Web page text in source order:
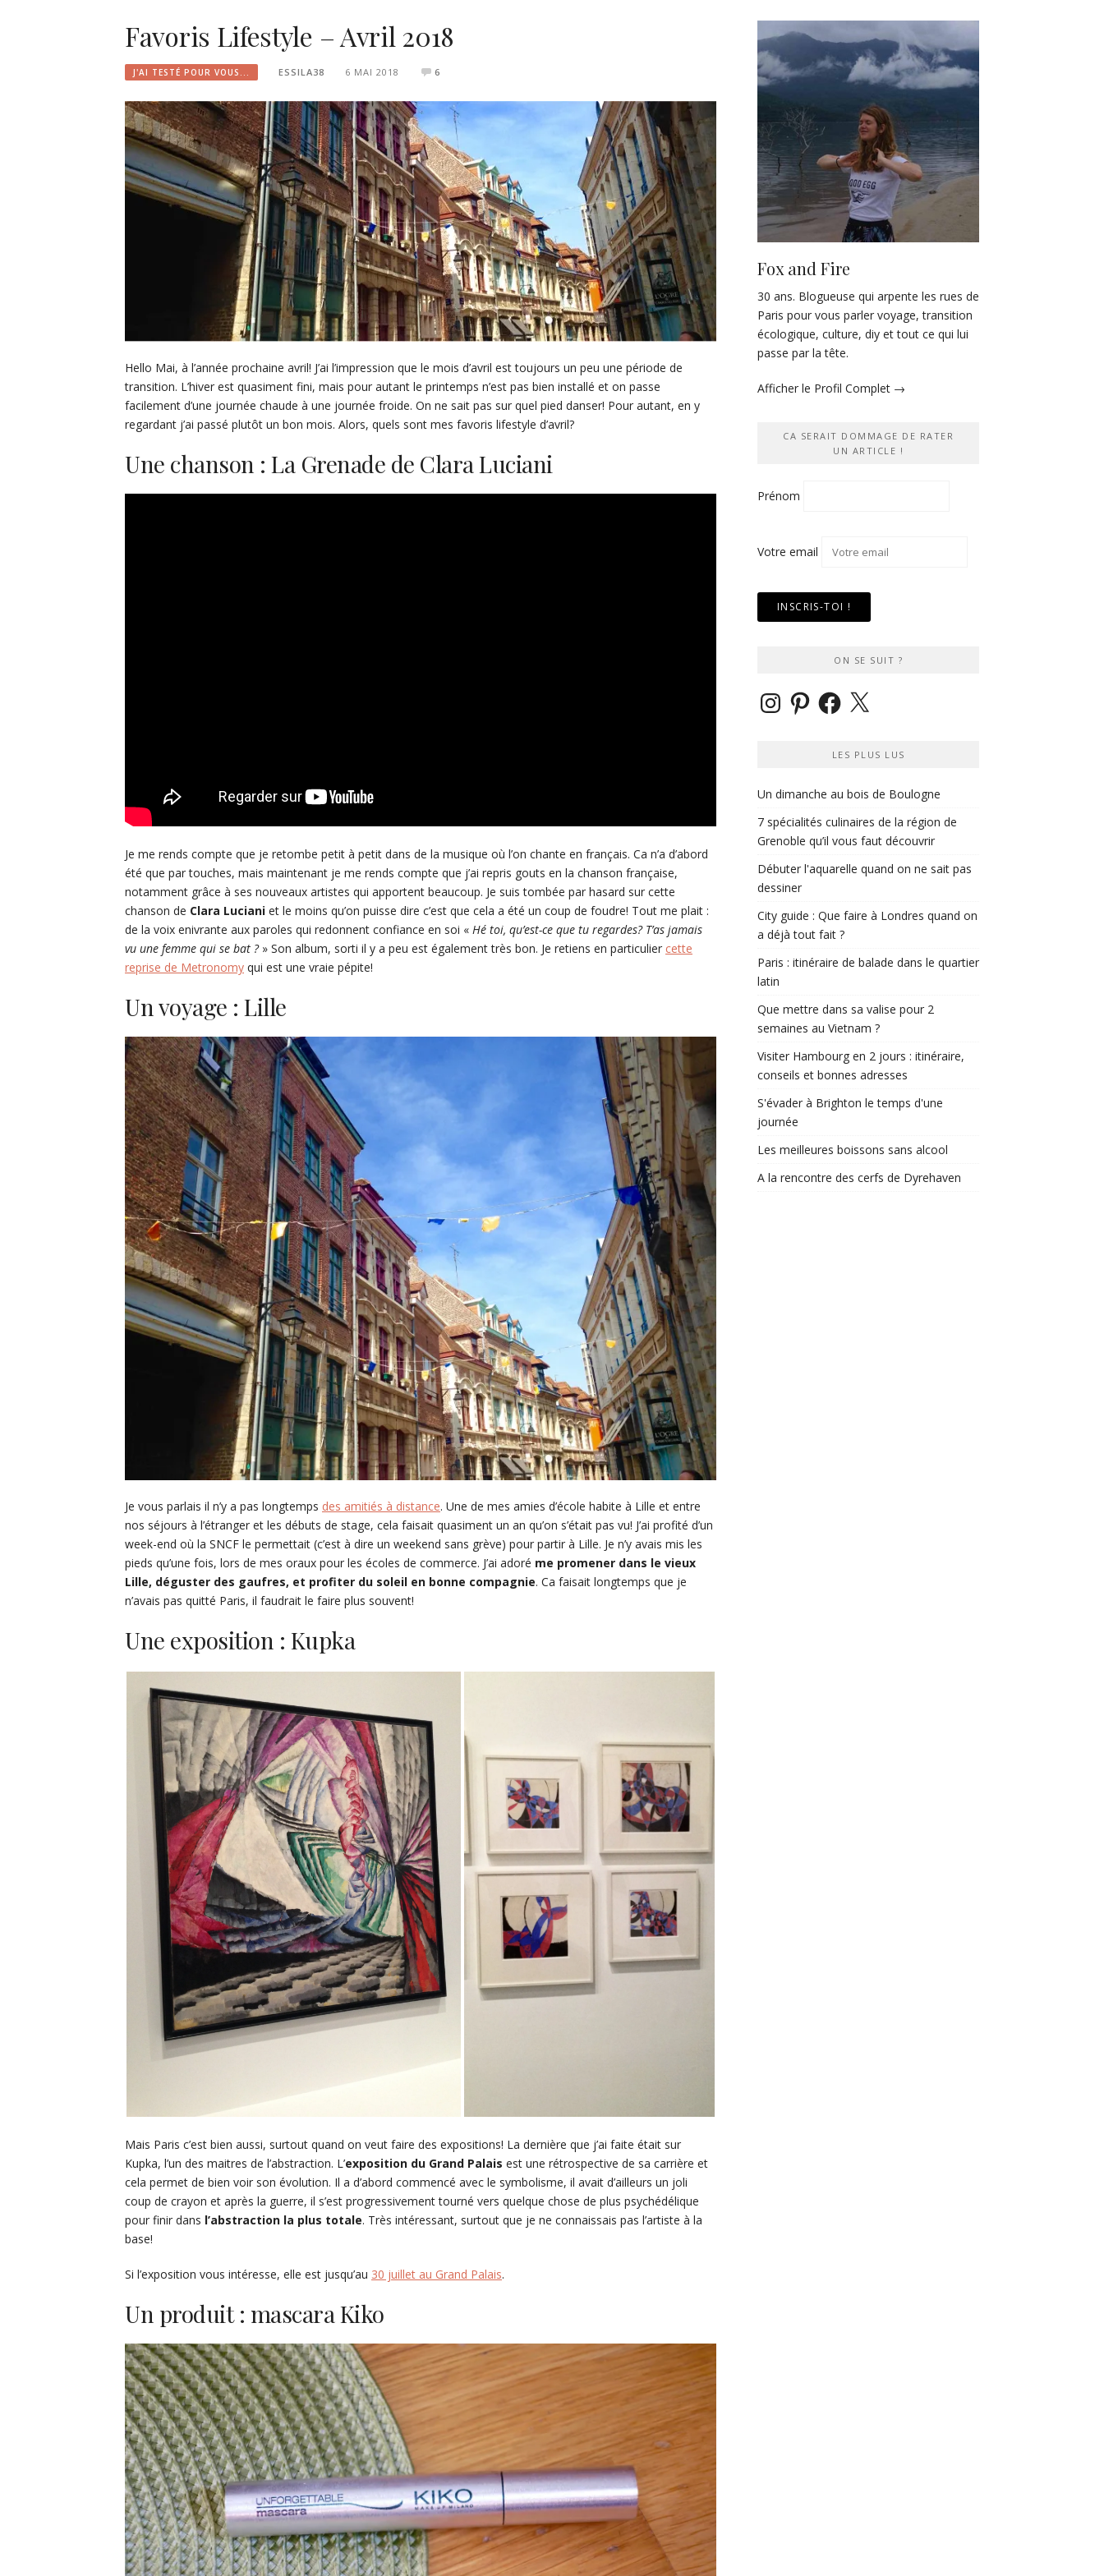
Favoris Lifestyle – Avril 2018
J'AI TESTÉ POUR VOUS... ESSILA38 6 MAI 2018 6
Hello Mai, à l’année prochaine avril! J’ai l’impression que le mois d’avril est toujours un peu une période de
transition. L’hiver est quasiment fini, mais pour autant le printemps n’est pas bien installé et on passe
facilement d’une journée chaude à une journée froide. On ne sait pas sur quel pied danser! Pour autant, en y
regardant j’ai passé plutôt un bon mois. Alors, quels sont mes favoris lifestyle d’avril?
Une chanson : La Grenade de Clara Luciani
Je me rends compte que je retombe petit à petit dans de la musique où l’on chante en français. Ca n’a d’abord
été que par touches, mais maintenant je me rends compte que j’ai repris gouts en la chanson française,
notamment grâce à ses nouveaux artistes qui apportent beaucoup. Je suis tombée par hasard sur cette
chanson de Clara Luciani et le moins qu’on puisse dire c’est que cela a été un coup de foudre! Tout me plait :
de la voix enivrante aux paroles qui redonnent confiance en soi « Hé toi, qu’est-ce que tu regardes? T’as jamais
vu une femme qui se bat ?» Son album, sorti il y a peu est également très bon. Je retiens en particulier cette
reprise de Metronomy qui est une vraie pépite!
Un voyage : Lille
Je vous parlais il n’y a pas longtemps des amitiés à distance. Une de mes amies d’école habite à Lille et entre
nos séjours à l’étranger et les débuts de stage, cela faisait quasiment un an qu’on s’était pas vu! J’ai profité d’un
week-end où la SNCF le permettait (c’est à dire un weekend sans grève) pour partir à Lille. Je n’y avais mis les
pieds qu’une fois, lors de mes oraux pour les écoles de commerce. J’ai adoré me promener dans le vieux
Lille, déguster des gaufres, et profiter du soleil en bonne compagnie. Ca faisait longtemps que je
n’avais pas quitté Paris, il faudrait le faire plus souvent!
Une exposition : Kupka
Mais Paris c’est bien aussi, surtout quand on veut faire des expositions! La dernière que j’ai faite était sur
Kupka, l’un des maitres de l’abstraction. L’exposition du Grand Palais est une rétrospective de sa carrière et
cela permet de bien voir son évolution. Il a d’abord commencé avec le symbolisme, il avait d’ailleurs un joli
coup de crayon et après la guerre, il s’est progressivement tourné vers quelque chose de plus psychédélique
pour finir dans l’abstraction la plus totale. Très intéressant, surtout que je ne connaissais pas l’artiste à la
base!
Si l’exposition vous intéresse, elle est jusqu’au 30 juillet au Grand Palais.
Un produit : mascara Kiko
Fox and Fire
30 ans. Blogueuse qui arpente les rues de
Paris pour vous parler voyage, transition
écologique, culture, diy et tout ce qui lui
passe par la tête.
Afficher le Profil Complet →
CA SERAIT DOMMAGE DE RATER
UN ARTICLE !
Prénom
Votre email
ON SE SUIT ?
InstagramPinterestFacebook
X
LES PLUS LUS
Un dimanche au bois de Boulogne
7 spécialités culinaires de la région de
Grenoble qu’il vous faut découvrir
Débuter l'aquarelle quand on ne sait pas
dessiner
City guide : Que faire à Londres quand on
a déjà tout fait ?
Paris : itinéraire de balade dans le quartier
latin
Que mettre dans sa valise pour 2
semaines au Vietnam ?
Visiter Hambourg en 2 jours : itinéraire,
conseils et bonnes adresses
S'évader à Brighton le temps d'une
journée
Les meilleures boissons sans alcool
A la rencontre des cerfs de Dyrehaven